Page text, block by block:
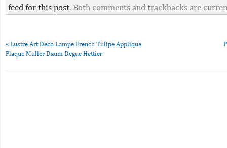
feed for this post. Both comments and trackbacks are
« Lustre Art Deco Lampe French Tulipe Applique
Plaque Muller Daum Degue Hettier